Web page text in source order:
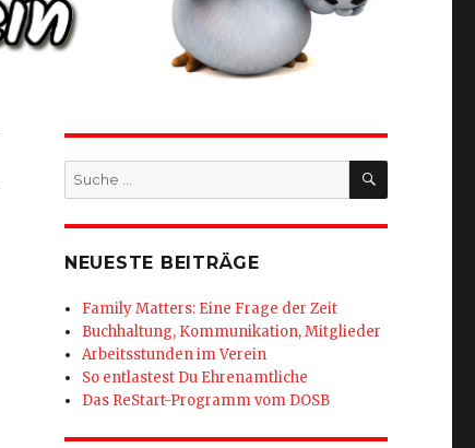
Suche
nach:
SUCHEN
NEUESTE BEITRÄGE
Family Matters: Eine Frage der Zeit
Buchhaltung, Kommunikation, Mitglieder
Arbeitsstunden im Verein
So entlastest Du Ehrenamtliche
Das ReStart-Programm vom DOSB